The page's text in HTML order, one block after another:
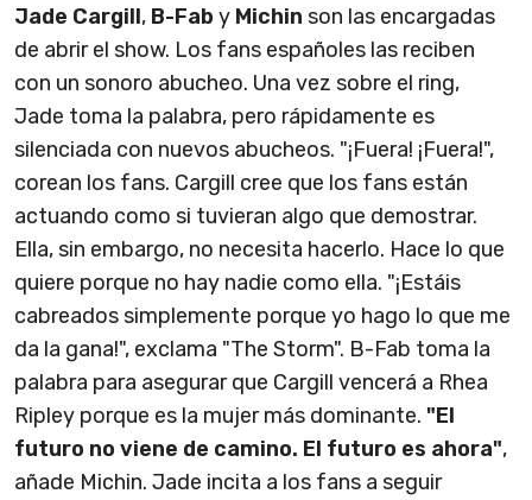
Jade Cargill, B-Fab y Michin son las encargadas
de abrir el show. Los fans españoles las reciben
con un sonoro abucheo. Una vez sobre el ring,
Jade toma la palabra, pero rápidamente es
silenciada con nuevos abucheos. "¡Fuera! ¡Fuera!",
corean los fans. Cargill cree que los fans están
actuando como si tuvieran algo que demostrar.
Ella, sin embargo, no necesita hacerlo. Hace lo que
quiere porque no hay nadie como ella. "¡Estáis
cabreados simplemente porque yo hago lo que me
da la gana!", exclama "The Storm". B-Fab toma la
palabra para asegurar que Cargill vencerá a Rhea
Ripley porque es la mujer más dominante. "El
futuro no viene de camino. El futuro es ahora",
añade Michin. Jade incita a los fans a seguir